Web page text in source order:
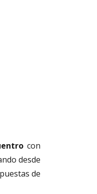
con
desde
de